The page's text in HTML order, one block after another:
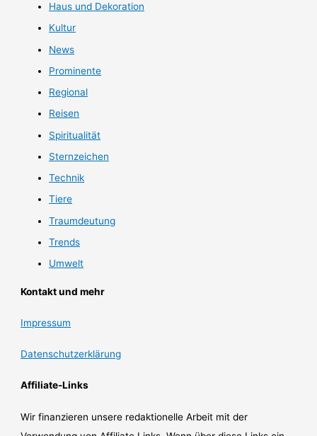
Haus und Dekoration
Kultur
News
Prominente
Regional
Reisen
Spiritualität
Sternzeichen
Technik
Tiere
Traumdeutung
Trends
Umwelt
Kontakt und mehr
Impressum
Datenschutzerklärung
Affiliate-Links
Wir finanzieren unsere redaktionelle Arbeit mit der